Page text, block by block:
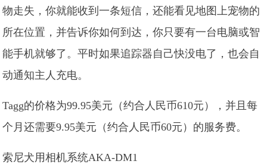
物走失，你就能收到一条短信，还能看见地图上宠物的
所在位置，并告诉你如何到达，你只要有一台电脑或智
能手机就够了。平时如果追踪器自己快没电了，也会自
动通知主人充电。
Tagg的价格为99.95美元（约合人民币610元），并且每
个月还需要9.95美元（约合人民币60元）的服务费。
索尼犬用相机系统AKA-DM1